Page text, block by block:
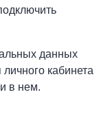
данных
кабинета
в нем.